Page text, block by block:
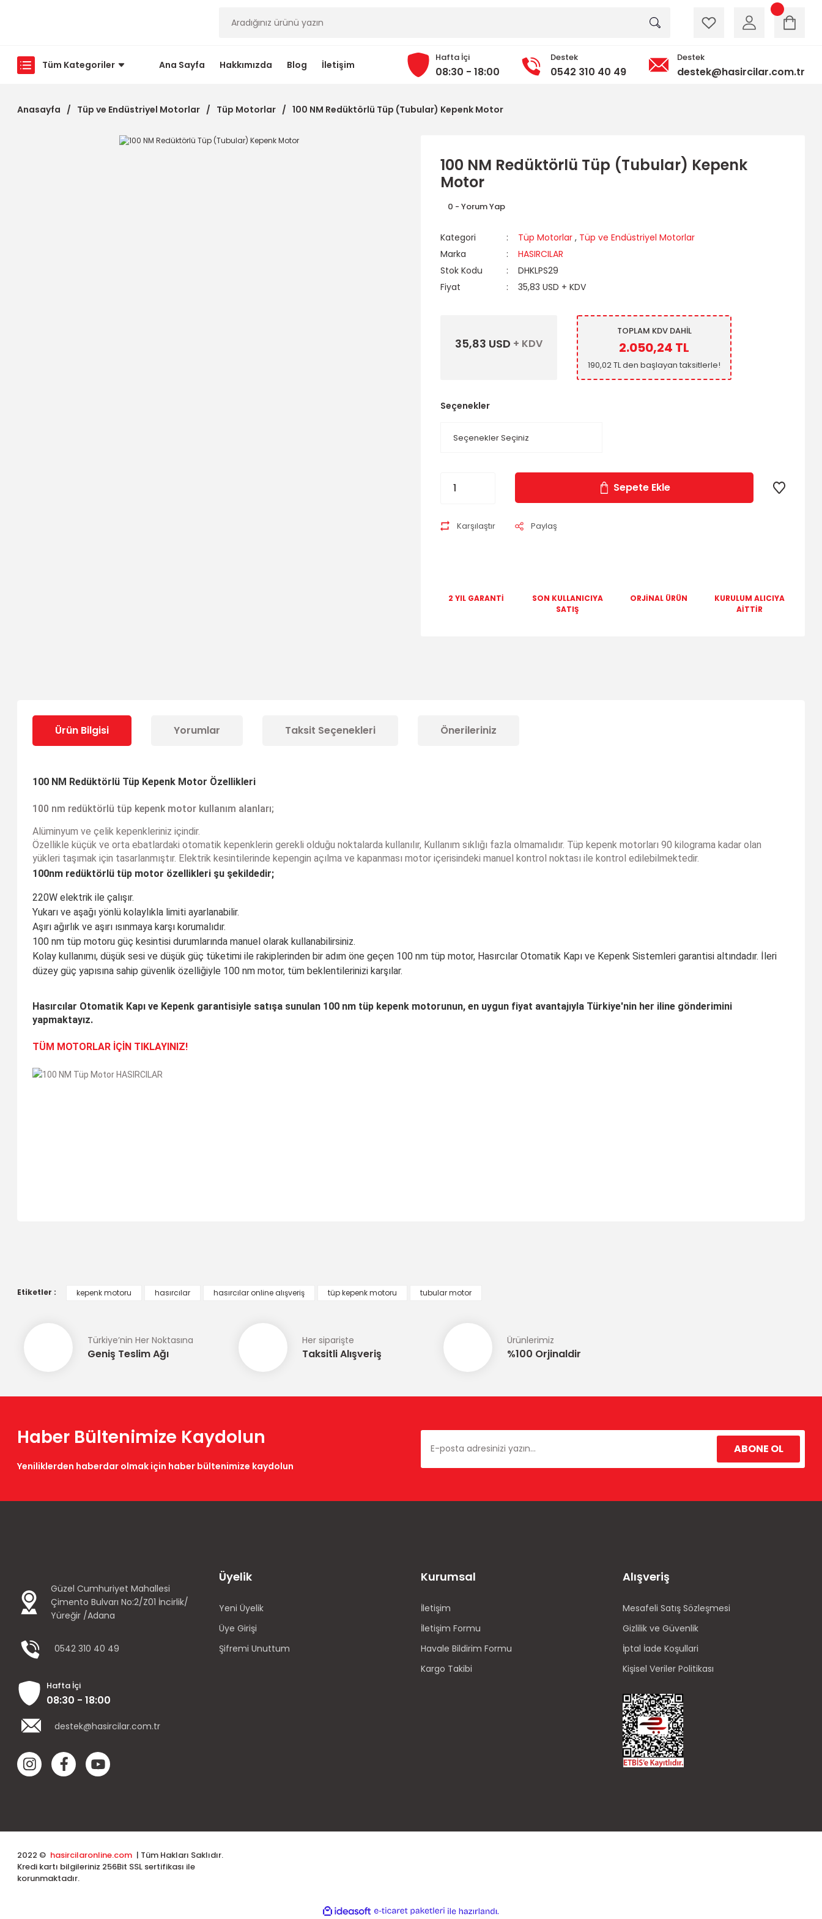
Tüm Kategoriler Ana Sayfa Hakkımızda Blog İletişim
Hafta İçi
08:30 - 18:00
Destek
0542 310 40 49
Destek
destek@hasircilar.com.tr
Anasayfa Tüp ve Endüstriyel Motorlar Tüp Motorlar 100 NM Redüktörlü Tüp (Tubular) Kepenk Motor
100 NM Redüktörlü Tüp (Tubular) Kepenk
Motor
0 - Yorum Yap
Kategori Tüp Motorlar , Tüp ve Endüstriyel Motorlar
Marka
HASIRCILAR
Stok Kodu
DHKLPS29
Fiyat
35,83 USD + KDV
35,83 USD + KDV
TOPLAM KDV DAHİL
2.050,24 TL
190,02 TL den başlayan taksitlerle!
Seçenekler
Sepete Ekle
Karşılaştır Paylaş
2 YIL GARANTİ
SON KULLANICIYA
SATIŞ
ORJİNAL ÜRÜN
KURULUM ALICIYA
AİTTİR
Ürün Bilgisi Yorumlar Taksit Seçenekleri Önerileriniz
100 NM Redüktörlü Tüp Kepenk Motor Özellikleri
100 nm redüktörlü tüp kepenk motor kullanım alanları;
Alüminyum ve çelik kepenkleriniz içindir.
Özellikle küçük ve orta ebatlardaki otomatik kepenklerin gerekli olduğu noktalarda kullanılır, Kullanım sıklığı fazla olmamalıdır. Tüp kepenk motorları 90 kilograma kadar olan
yükleri taşımak için tasarlanmıştır. Elektrik kesintilerinde kepengin açılma ve kapanması motor içerisindeki manuel kontrol noktası ile kontrol edilebilmektedir.
100nm redüktörlü tüp motor özellikleri şu şekildedir;
220W elektrik ile çalışır.
Yukarı ve aşağı yönlü kolaylıkla limiti ayarlanabilir.
Aşırı ağırlık ve aşırı ısınmaya karşı korumalıdır.
100 nm tüp motoru güç kesintisi durumlarında manuel olarak kullanabilirsiniz.
Kolay kullanımı, düşük sesi ve düşük güç tüketimi ile rakiplerinden bir adım öne geçen 100 nm tüp motor, Hasırcılar Otomatik Kapı ve Kepenk Sistemleri garantisi altındadır. İleri
düzey güç yapısına sahip güvenlik özelliğiyle 100 nm motor, tüm beklentilerinizi karşılar.
Hasırcılar Otomatik Kapı ve Kepenk garantisiyle satışa sunulan 100 nm tüp kepenk motorunun, en uygun fiyat avantajıyla Türkiye'nin her iline gönderimini
yapmaktayız.
TÜM MOTORLAR İÇİN TIKLAYINIZ!
Ürün açıklamasında eksik bilgiler bulunuyor.
Bu ürüne benzer farklı alternatifler olmalı.
Gönder
Etiketler : kepenk motoru hasırcılar hasırcılar online alışveriş tüp kepenk motoru tubular motor
Türkiye’nin Her Noktasına
Geniş Teslim Ağı
Her siparişte
Taksitli Alışveriş
Ürünlerimiz
%100 Orjinaldir
Haber Bültenimize Kaydolun
Yeniliklerden haberdar olmak için haber bültenimize kaydolun
ABONE OL
Güzel Cumhuriyet Mahallesi
Çimento Bulvarı No:2/Z01 İncirlik/
Yüreğir /Adana
0542 310 40 49
Hafta İçi
08:30 - 18:00
destek@hasircilar.com.tr
Üyelik
Yeni Üyelik
Üye Girişi
Şifremi Unuttum
Kurumsal
İletişim
İletişim Formu
Havale Bildirim Formu
Kargo Takibi
Alışveriş
Mesafeli Satış Sözleşmesi
Gizlilik ve Güvenlik
İptal İade Koşullari
Kişisel Veriler Politikası
2022 © hasircilaronline.com | Tüm Hakları Saklıdır.
Kredi kartı bilgileriniz 256Bit SSL sertifikası ile
korunmaktadır.
ideasoft
e-